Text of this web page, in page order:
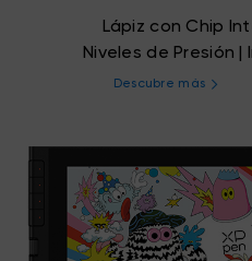
Lápiz con Chip
Niveles de Presión
Descubre más